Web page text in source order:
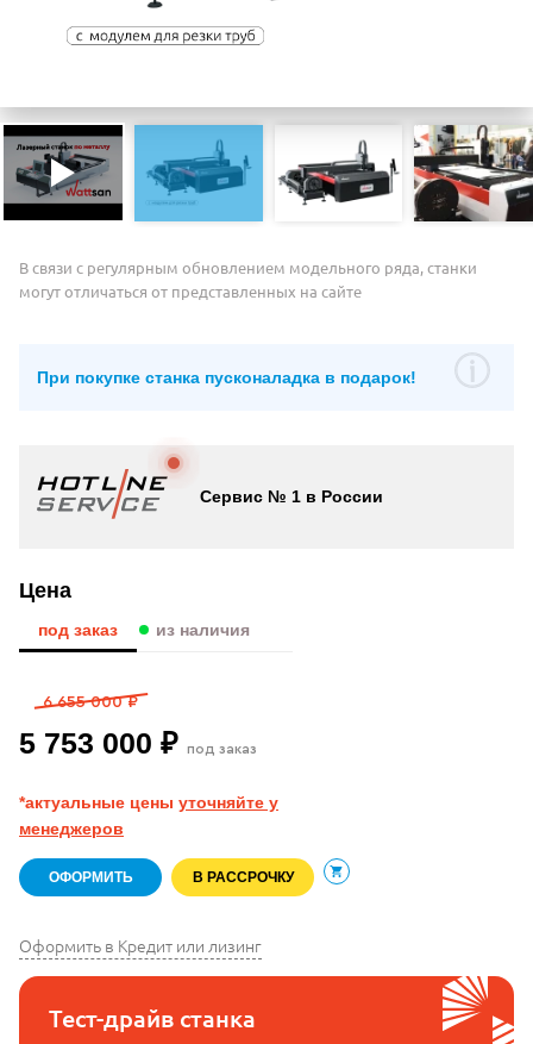
В связи с регулярным обновлением модельного ряда, станки
могут отличаться от представленных на сайте
При покупке станка пусконаладка в подарок!
Сервис № 1 в России
Цена
под заказ из наличия
6 655 000 ₽
5 753 000 ₽ под заказ
*актуальные цены уточняйте у
менеджеров
ОФОРМИТЬ В РАССРОЧКУ В корзину
Оформить в Кредит или лизинг
Тест-драйв станка